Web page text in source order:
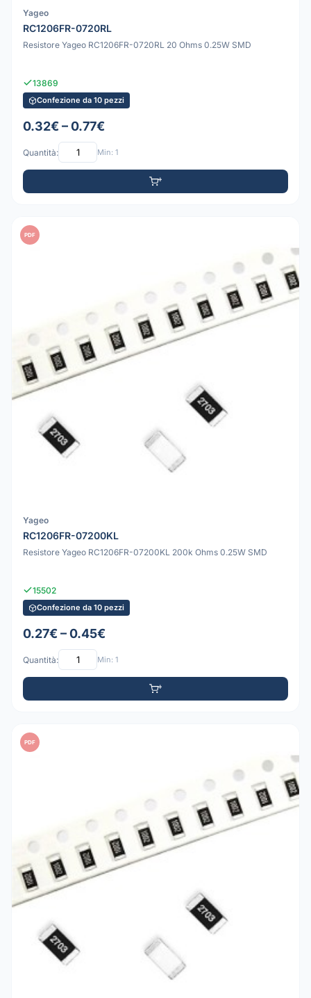
Yageo
RC1206FR-0720RL
Resistore Yageo RC1206FR-0720RL 20 Ohms 0.25W SMD
13869
Confezione da 10 pezzi
0.32€ – 0.77€
Quantità: Min: 1
PDF
Yageo
RC1206FR-07200KL
Resistore Yageo RC1206FR-07200KL 200k Ohms 0.25W SMD
15502
Confezione da 10 pezzi
0.27€ – 0.45€
Quantità: Min: 1
PDF